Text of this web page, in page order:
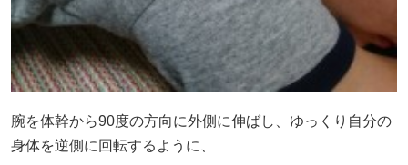
腕を体幹から90度の方向に外側に伸ばし、ゆっくり自分の
身体を逆側に回転するように、